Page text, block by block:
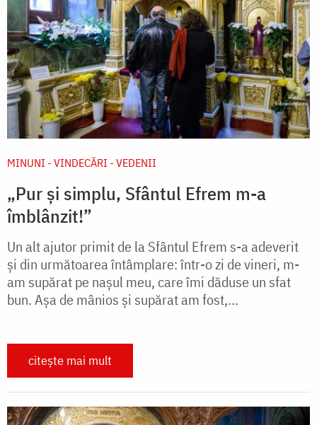
MINUNI - VINDECĂRI - VEDENII
„Pur și simplu, Sfântul Efrem m-a
îmblânzit!”
Un alt ajutor primit de la Sfântul Efrem s-a adeverit
și din următoarea întâmplare: într-o zi de vineri, m-
am supărat pe nașul meu, care îmi dăduse un sfat
bun. Așa de mânios și supărat am fost,...
citește mai mult